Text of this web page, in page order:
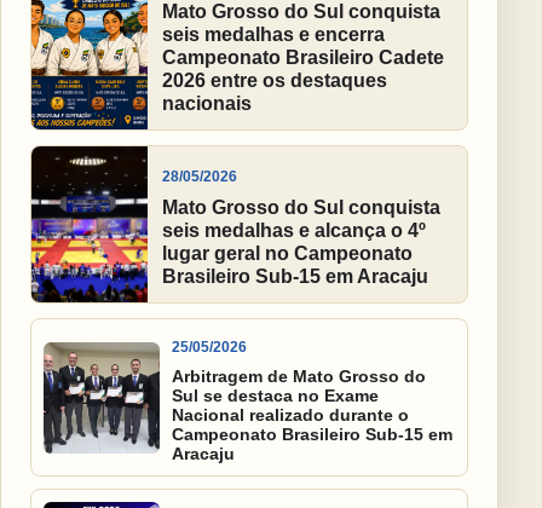
Mato Grosso do Sul conquista
seis medalhas e encerra
Campeonato Brasileiro Cadete
2026 entre os destaques
nacionais
28/05/2026
Mato Grosso do Sul conquista
seis medalhas e alcança o 4º
lugar geral no Campeonato
Brasileiro Sub-15 em Aracaju
25/05/2026
Arbitragem de Mato Grosso do
Sul se destaca no Exame
Nacional realizado durante o
Campeonato Brasileiro Sub-15 em
Aracaju